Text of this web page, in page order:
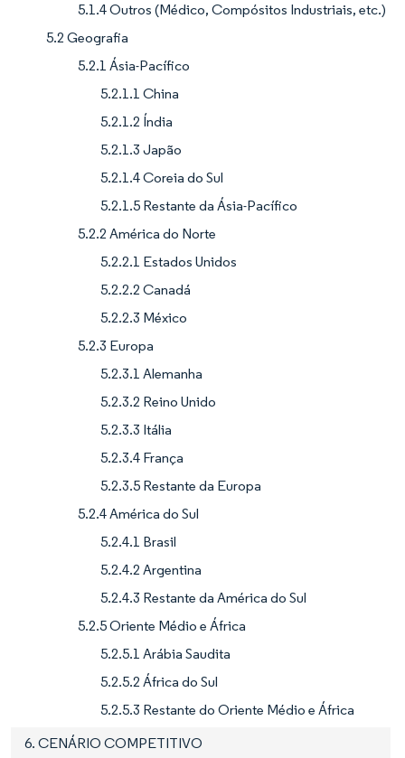
5.1.4 Outros (Médico, Compósitos Industriais, etc.)
5.2 Geografia
5.2.1 Ásia-Pacífico
5.2.1.1 China
5.2.1.2 Índia
5.2.1.3 Japão
5.2.1.4 Coreia do Sul
5.2.1.5 Restante da Ásia-Pacífico
5.2.2 América do Norte
5.2.2.1 Estados Unidos
5.2.2.2 Canadá
5.2.2.3 México
5.2.3 Europa
5.2.3.1 Alemanha
5.2.3.2 Reino Unido
5.2.3.3 Itália
5.2.3.4 França
5.2.3.5 Restante da Europa
5.2.4 América do Sul
5.2.4.1 Brasil
5.2.4.2 Argentina
5.2.4.3 Restante da América do Sul
5.2.5 Oriente Médio e África
5.2.5.1 Arábia Saudita
5.2.5.2 África do Sul
5.2.5.3 Restante do Oriente Médio e África
6. CENÁRIO COMPETITIVO